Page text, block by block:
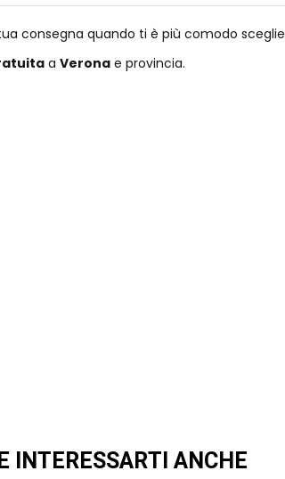
consegna quando ti è più comodo
aVerona e provincia.
INTERESSARTI ANCHE